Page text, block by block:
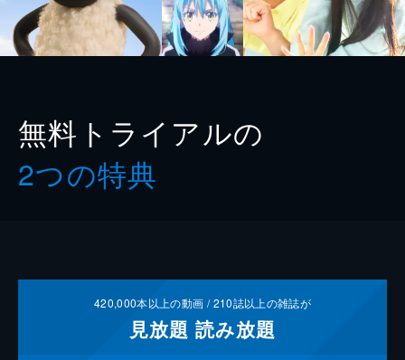
無料トライアルの
2つの特典
420,000本以上の動画 /210誌以上の雑誌が
見放題 読み放題